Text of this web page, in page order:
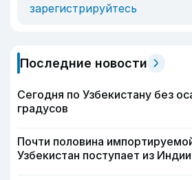
зарегистрируйтесь
Последние новости
Сегодня по Узбекистану без
градусов
Почти половина
Узбекистан поступает из Индии